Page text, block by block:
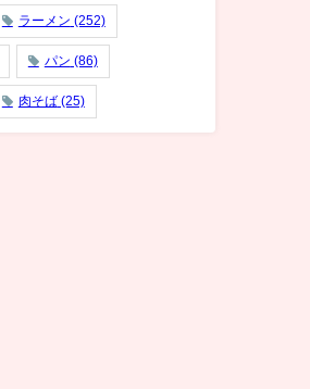
ラーメン (252)
パン (86)
肉そば (25)